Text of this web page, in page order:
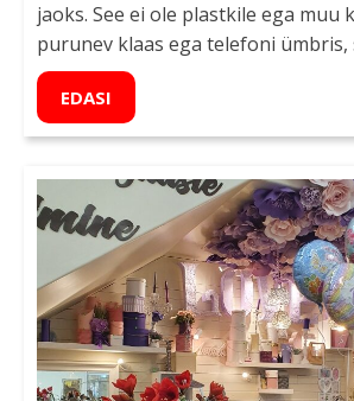
jaoks. See ei ole plastkile ega muu
purunev klaas ega telefoni ümbris,
EDASI